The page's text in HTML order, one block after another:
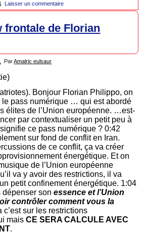
Laisser un commentaire
frontale de Florian
Par Amalric eulsaur
Bonjour Florian Philippo, on
le pass numérique … qui est abordé
élites de l’Union européenne. …est-
par contextualiser un petit peu à
ce pass numérique ? 0:42
sur fond de conflit en Iran.
de ce conflit, ça va créer
énergétique. Et on
de l’Union européenne
va y avoir des restrictions, il va
petit confinement énergétique. 1:04
dépenser sonessence et l’Union
contrôler comment vous la
sur les restrictions
maisCE SERA CALCULE AVEC
.